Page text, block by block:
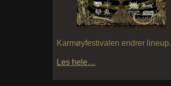
Karmøyfestivalen endrer lineup.
Les hele…